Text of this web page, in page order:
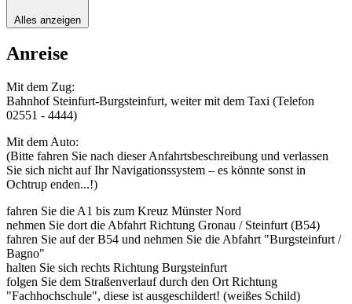
Alles anzeigen
Anreise
Mit dem Zug:
Bahnhof Steinfurt-Burgsteinfurt, weiter mit dem Taxi (Telefon
02551 - 4444)
Mit dem Auto:
(Bitte fahren Sie nach dieser Anfahrtsbeschreibung und verlassen
Sie sich nicht auf Ihr Navigationssystem – es könnte sonst in
Ochtrup enden...!)
fahren Sie die A1 bis zum Kreuz Münster Nord
nehmen Sie dort die Abfahrt Richtung Gronau / Steinfurt (B54)
fahren Sie auf der B54 und nehmen Sie die Abfahrt "Burgsteinfurt /
Bagno"
halten Sie sich rechts Richtung Burgsteinfurt
folgen Sie dem Straßenverlauf durch den Ort Richtung
"Fachhochschule", diese ist ausgeschildert! (weißes Schild)